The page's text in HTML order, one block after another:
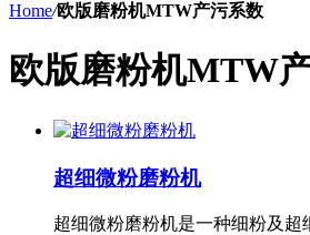
Home/欧版磨粉机MTW产污系数
欧版磨粉机MTW
超细微粉磨粉机
超细微粉磨粉机是一种细粉及超